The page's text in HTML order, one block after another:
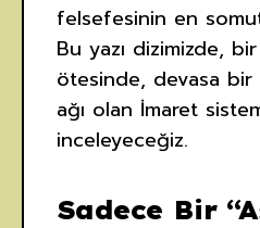
felsefesinin en
Bu yazı dizimizde,
ötesinde, devasa
ağı olan İmaret
inceleyeceğiz.
Sadece Bir